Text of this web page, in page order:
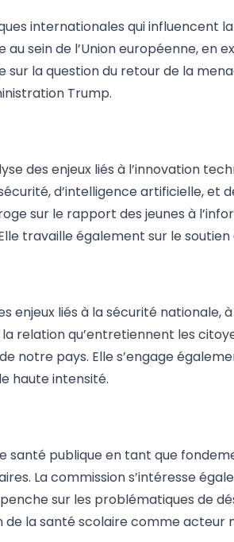
internationales qui influencent
sein de l’Union européenne,
la question du retour de la
Trump.
des enjeux liés à l’innovation
d’intelligence artificielle,
sur le rapport des jeunes à
travaille également sur le
enjeux liés à la sécurité
relation qu’entretiennent les
notre pays. Elle s’engage
haute intensité.
santé publique en tant que
La commission s’intéresse
sur les problématiques de
de la santé scolaire comme acteur